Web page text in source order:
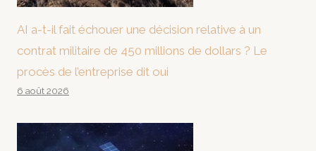
AI a-t-il fait échouer une décision relative à un
contrat militaire de 450 millions de dollars ? Le
procès de l’entreprise dit oui
6 août 2026